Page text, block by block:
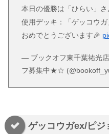
本日の優勝は「ひらい」さ
使用デッキ：「ゲッコウガ
おめでとうございます🎉
— ブックオフ東千葉祐光
フ募集中★☆
ゲッコウガex/ピジ